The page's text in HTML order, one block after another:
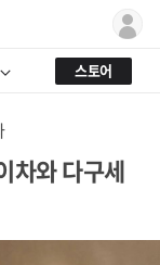
스토어
차와 다구세